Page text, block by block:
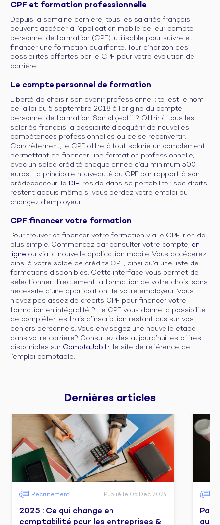
CPF et formation professionnelle
Depuis la semaine dernière, tous les salariés français
peuvent accéder à l’application mobile de leur compte
personnel de formation (CPF), utilisable pour suivre et
financer une formation qualifiante. Tour d’horizon des
possibilités offertes par le CPF pour votre évolution de
carrière.
Le compte personnel de formation
Liberté de choisir son avenir professionnel : tel est le nom
de la loi du 5 septembre 2018 à l’origine du compte
personnel de formation. Son objectif ? Offrir à tous les
salariés français la possibilité d’acquérir de nouvelles
compétences professionnelles ou de se reconvertir.
Concrètement, le CPF offre à tout salarié un complément
permettant de financer une formation professionnelle,
avec un solde crédité chaque année d’au minimum 500
euros. La principale nouveauté du CPF par rapport à son
prédécesseur, le DIF, réside dans sa portabilité : ses droits
restent acquis même si vous perdez votre emploi ou
changez d’employeur.
CPF:financer votre formation
Pour trouver et financer votre formation via le CPF, rien de
plus simple. Commencez par consulter votre compte, en
ligne ou via la nouvelle application mobile. Vous accéderez
ainsi à votre solde de crédits CPF, ainsi qu’à une liste de
formations disponibles. Cette interface vous permet de
sélectionner directement la formation de votre choix, sans
nécessité d’une approbation de votre employeur. Vous
n’avez pas assez de crédits CPF pour financer votre
formation en intégralité ? Le CPF vous donne la possibilité
de compléter les frais d’inscription restant dus sur vos
deniers personnels. Vous envisagez une nouvelle étape
dans votre carrière? Consultez dès aujourd’hui les offres
disponibles sur ComptaJob.fr, le site de référence de
l’emploi comptable.
Dernières articles
Recrutement Publié le 05 Dec 2024
2025 : Ce qui change en
comptabilité pour les entreprises &